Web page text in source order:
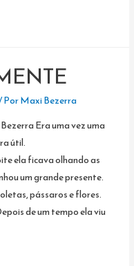
PorMaxi Bezerra
Era uma vez uma
útil.
ela ficava olhando as
um grande presente.
pássaros e flores.
de um tempo ela viu